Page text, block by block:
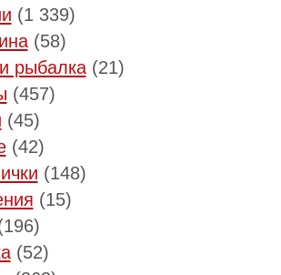
(1 339)
(58)
рыбалка(21)
(457)
(45)
(42)
(148)
(15)
(52)